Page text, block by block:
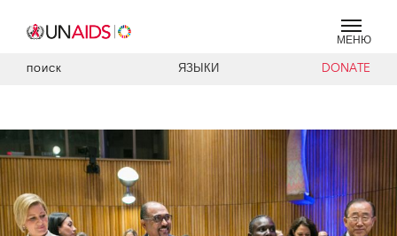
МЕНЮ
ПОИСК ЯЗЫКИ DONATE